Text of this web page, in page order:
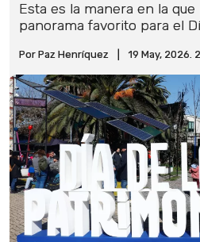
Esta es la manera en la
panorama favorito para el
Por Paz Henríquez 19 May, 2026.